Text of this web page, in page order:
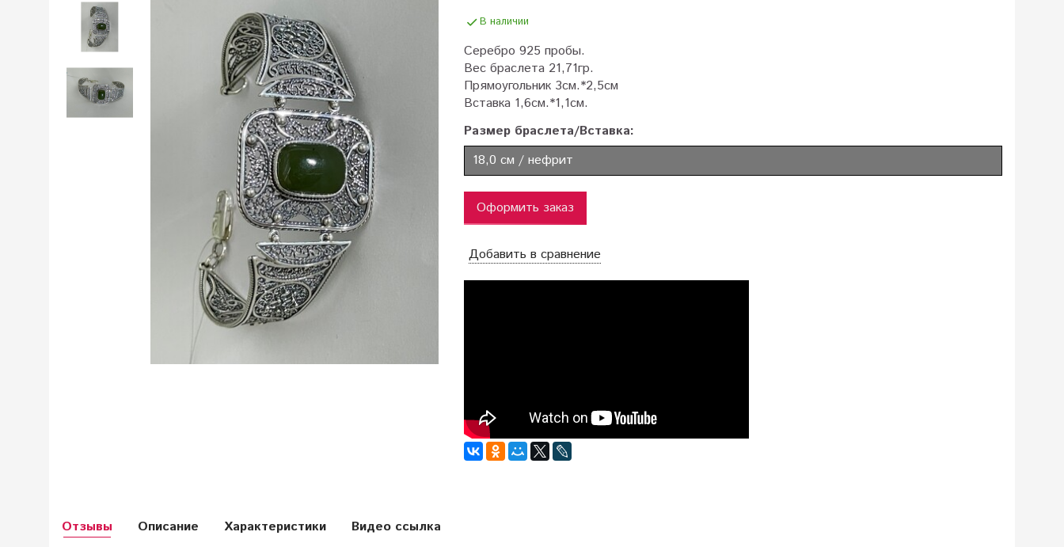
В наличии
Серебро 925 пробы.
Вес браслета 21,71гр.
Прямоугольник 3см.*2,5см
Вставка 1,6см.*1,1см.
Размер браслета/Вставка:
18,0 см / нефрит
Оформить заказ
Добавить в сравнение
Отзывы Описание Характеристики Видео ссылка